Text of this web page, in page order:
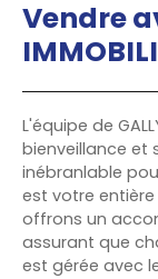
Vendre
L'équipe de
bienveillance et
inébranlable
est votre
offrons un
assurant que
est gérée avec